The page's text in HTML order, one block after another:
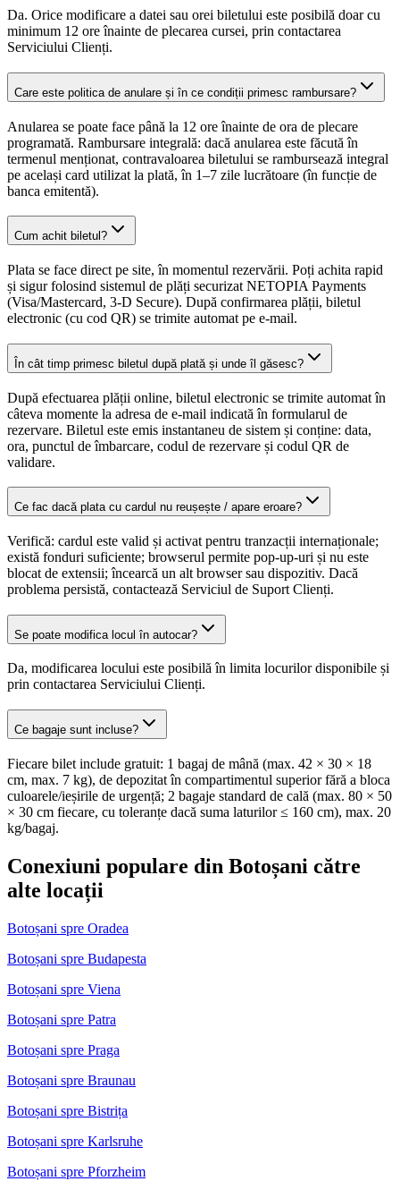
Da. Orice modificare a datei sau orei biletului este posibilă doar cu
minimum 12 ore înainte de plecarea cursei, prin contactarea
Serviciului Clienți.
Care este politica de anulare și în ce condiții primesc rambursare?
Anularea se poate face până la 12 ore înainte de ora de plecare
programată. Rambursare integrală: dacă anularea este făcută în
termenul menționat, contravaloarea biletului se rambursează integral
pe același card utilizat la plată, în 1–7 zile lucrătoare (în funcție de
banca emitentă).
Cum achit biletul?
Plata se face direct pe site, în momentul rezervării. Poți achita rapid
și sigur folosind sistemul de plăți securizat NETOPIA Payments
(Visa/Mastercard, 3-D Secure). După confirmarea plății, biletul
electronic (cu cod QR) se trimite automat pe e-mail.
În cât timp primesc biletul după plată și unde îl găsesc?
După efectuarea plății online, biletul electronic se trimite automat în
câteva momente la adresa de e-mail indicată în formularul de
rezervare. Biletul este emis instantaneu de sistem și conține: data,
ora, punctul de îmbarcare, codul de rezervare și codul QR de
validare.
Ce fac dacă plata cu cardul nu reușește / apare eroare?
Verifică: cardul este valid și activat pentru tranzacții internaționale;
există fonduri suficiente; browserul permite pop-up-uri și nu este
blocat de extensii; încearcă un alt browser sau dispozitiv. Dacă
problema persistă, contactează Serviciul de Suport Clienți.
Se poate modifica locul în autocar?
Da, modificarea locului este posibilă în limita locurilor disponibile și
prin contactarea Serviciului Clienți.
Ce bagaje sunt incluse?
Fiecare bilet include gratuit: 1 bagaj de mână (max. 42 × 30 × 18
cm, max. 7 kg), de depozitat în compartimentul superior fără a bloca
culoarele/ieșirile de urgență; 2 bagaje standard de cală (max. 80 × 50
× 30 cm fiecare, cu toleranțe dacă suma laturilor ≤ 160 cm), max. 20
kg/bagaj.
Conexiuni populare din Botoșani către
alte locații
Botoșani spre Oradea
Botoșani spre Budapesta
Botoșani spre Viena
Botoșani spre Patra
Botoșani spre Praga
Botoșani spre Braunau
Botoșani spre Bistrița
Botoșani spre Karlsruhe
Botoșani spre Pforzheim